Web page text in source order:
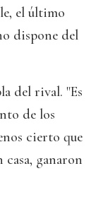
el último
dispone del
del rival. "Es
de los
cierto que
ganaron